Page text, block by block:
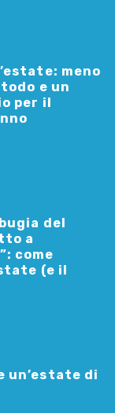
meno
e un
per il
del
a
come
(e il
un’estate di